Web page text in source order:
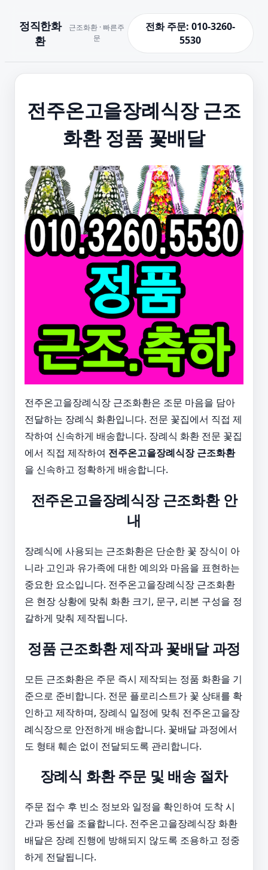
정직한화
환
근조화환 · 빠른주
문
전화 주문: 010-3260-
5530
전주온고을장례식장 근조
화환 정품 꽃배달
전주온고을장례식장 근조화환은 조문 마음을 담아
전달하는 장례식 화환입니다. 전문 꽃집에서 직접 제
작하여 신속하게 배송합니다. 장례식 화환 전문 꽃집
에서 직접 제작하여 전주온고을장례식장 근조화환
을 신속하고 정확하게 배송합니다.
전주온고을장례식장 근조화환 안
내
장례식에 사용되는 근조화환은 단순한 꽃 장식이 아
니라 고인과 유가족에 대한 예의와 마음을 표현하는
중요한 요소입니다. 전주온고을장례식장 근조화환
은 현장 상황에 맞춰 화환 크기, 문구, 리본 구성을 정
갈하게 맞춰 제작됩니다.
정품 근조화환 제작과 꽃배달 과정
모든 근조화환은 주문 즉시 제작되는 정품 화환을 기
준으로 준비합니다. 전문 플로리스트가 꽃 상태를 확
인하고 제작하며, 장례식 일정에 맞춰 전주온고을장
례식장으로 안전하게 배송합니다. 꽃배달 과정에서
도 형태 훼손 없이 전달되도록 관리합니다.
장례식 화환 주문 및 배송 절차
주문 접수 후 빈소 정보와 일정을 확인하여 도착 시
간과 동선을 조율합니다. 전주온고을장례식장 화환
배달은 장례 진행에 방해되지 않도록 조용하고 정중
하게 전달됩니다.